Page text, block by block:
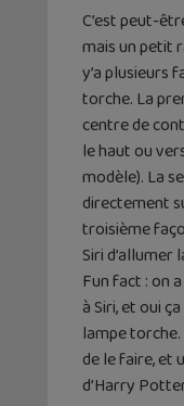
C’est peut-
mais un petit
y’a plusieurs
torche. La
centre de
le haut ou
modèle). La
directement
troisième
Siri d’allumer
Fun fact : on
à Siri, et oui
lampe
de le faire, et
d’Harry